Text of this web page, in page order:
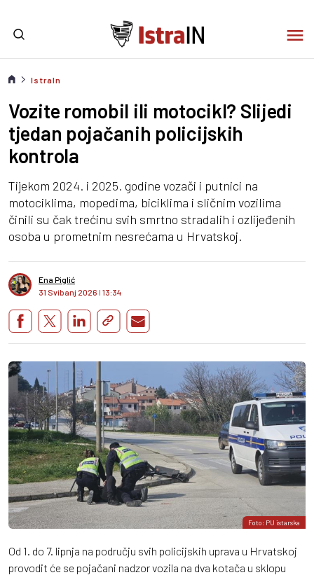
IstraIn
Vozite romobil ili motocikl? Slijedi
tjedan pojačanih policijskih
kontrola
Tijekom 2024. i 2025. godine vozači i putnici na
motociklima, mopedima, biciklima i sličnim vozilima
činili su čak trećinu svih smrtno stradalih i ozlijeđenih
osoba u prometnim nesrećama u Hrvatskoj.
Ena Piglić
31 Svibanj 2026 I 13:34
Foto: PU istarska
Od 1. do 7. lipnja na području svih policijskih uprava u Hrvatskoj
provodit će se pojačani nadzor vozila na dva kotača u sklopu